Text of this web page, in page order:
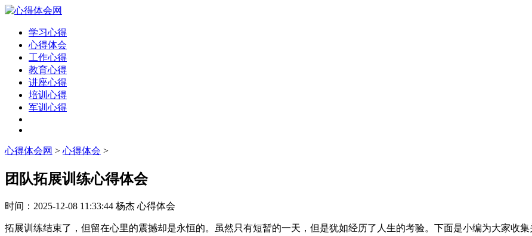
学习心得
心得体会
工作心得
教育心得
讲座心得
培训心得
军训心得
心得体会网 > 心得体会 >
团队拓展训练心得体会
时间： 2025-12-08 11:33:44 杨杰 心得体会
拓展训练结束了，但留在心里的震撼却是永恒的。虽然只有短暂的一天，但是犹如经历了人生的考验。下面是小编为大家收集